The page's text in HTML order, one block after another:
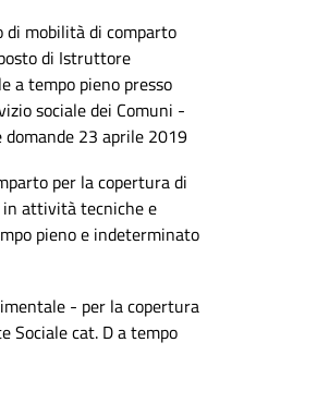
di mobilità di comparto
di Istruttore
a tempo pieno presso
sociale dei Comuni -
domande 23 aprile 2019
per la copertura di
in attività tecniche e
pieno e indeterminato
- per la copertura
Sociale cat. D a tempo